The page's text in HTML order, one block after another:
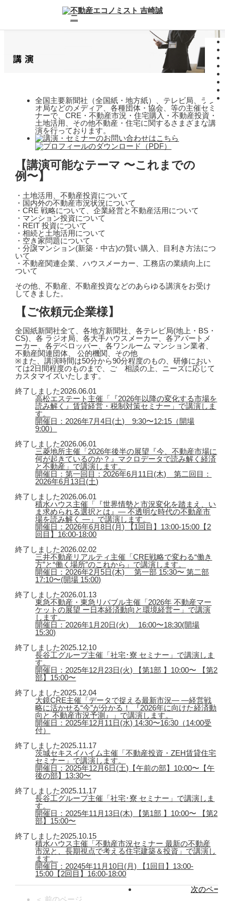
全国主要新聞社（全国紙・地方紙）、テレビ局、ラジ
オ局などのメディア、各種団体・協会、等の主催セミ
ナーで、CRE・不動産市況・住宅購入・不動産投資・
土地活用、その他不動産・住宅に関するさまざまな講
演を行っております。
【講演可能なテーマ 〜これまでの
例〜】
・土地活用、不動産投資について
・国内外の不動産市況状況について
・CRE 戦略について、企業経営と不動産活用について
・マンション投資について
・REIT 投資について
・相続と土地活用について
・空き家問題について
・分譲マンション(新築・中古)の賢い購入、目利き方法につ
いて
・不動産関連企業、ハウスメーカー、工務店の業績向上に
ついて
その他、不動産、不動産投資などのあらゆる講演をお受け
してきました。
【ご依頼元企業様】
全国紙新聞社全て、各地方新聞社、各テレビ局(地上・BS・
CS)、各 ラジオ局、各大手ハウスメーカー、各アパートメ
ーカー、各デベロッパー、各ワンルーム マンション業者、
不動産関連団体、 公的機関、その他
※また、講演時間は50分から90分程度のもの、研修におい
ては2日間程度のものまで、ご゙相談の上、ニーズに応じて
カスタマイズいたします。
終了しました2026.06.01
高松エステート主催「『2026年以降の変化する市場を
読み解く』賃貸経営・税制対策セミナー」で講演しま
す。
開催日：2026年7月4日(土) 9:30〜12:15（開場
9:00）
終了しました2026.06.01
三菱地所主催「2026年後半の展望『今、不動産市場に
何が起きているのか？』マクロデータで読み解く経済
と不動産」で講演します。
開催日：第一回目：2026年6月11日(木) 第二回目：
2026年6月13日(土)
終了しました2026.06.01
積水ハウス主催「『世界情勢と市況変化を踏まえ、い
ま求められる選択とは』― 不透明な時代の不動産市
場を読み解く ―」で講演します。
開催日：2026年6月8日(月) 【1回目】13:00-15:00【2
回目】16:00-18:00
終了しました2026.02.02
三井不動産リアルティ主催「CRE戦略で変わる“働き
方”と“働く場所”のこれから」で講演します。
開催日：2026年2月5日(木) 第一部 15:30〜 第二部
17:10〜(開場 15:00)
終了しました2026.01.13
東急不動産・東急リバブル主催「2026年 不動産マー
ケットの展望 ー日本経済動向と環境経営ー」で講演
します。
開催日：2026年1月20日(火) 16:00〜18:30(開場
15:30)
終了しました2025.12.10
長谷工グループ主催「社宅･寮 セミナー」で講演しま
す。
開催日：2025年12月23日(火) 【第1部 】10:00〜 【第2
部】15:00〜
終了しました2025.12.04
大鏡CRE主催「データで捉える最新市況― ―経営戦
略に活かせる“今”が分かる！ 『2026年に向けた経済動
向と 不動産市況予測』」で講演します。
開催日：2025年12月11日(水) 14:30〜16:30（14:00受
付）
終了しました2025.11.17
茨城セキスイハイム主催「不動産投資・ZEH賃貸住宅
セミナー」で講演します。
開催日：2025年12月6日(土)【午前の部】10:00〜【午
後の部】13:30〜
終了しました2025.11.17
長谷工グループ主催「社宅･寮 セミナー」で講演しま
す。
開催日：2025年11月13日(木) 【第1部 】10:00〜 【第2
部】15:00〜
終了しました2025.10.15
積水ハウス主催「不動産市況セミナー 最新の不動産
市況と、長期視点で考える住宅建築＆投資」で講演し
ます。
開催日：20245年11月10日(月) 【1回目】13:00-
15:00【2回目】16:00-18:00
次のペー